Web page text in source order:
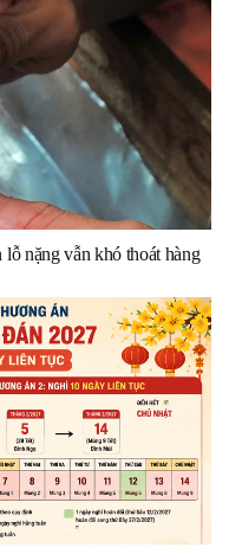
nặng vẫn khó thoát hàng